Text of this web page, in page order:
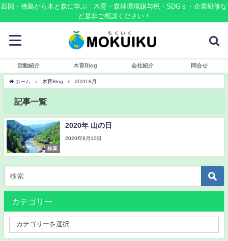
四国・徳島から木と森に学ぶ 木育・森林環境譲与税・SDGｓ・企業研修な
ど是非ご相談ください！
活動紹介 木育Blog 会社紹介 問合せ
ホーム 木育Blog 2020 8月
記事一覧
林業
2020年 山の日
2020年8月10日
カテゴリー